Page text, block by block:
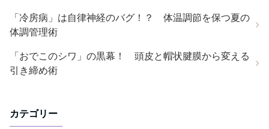
「冷房病」は自律神経のバグ！？ 体温調節を保つ夏の
体調管理術
「おでこのシワ」の黒幕！ 頭皮と帽状腱膜から変える
引き締め術
カテゴリー